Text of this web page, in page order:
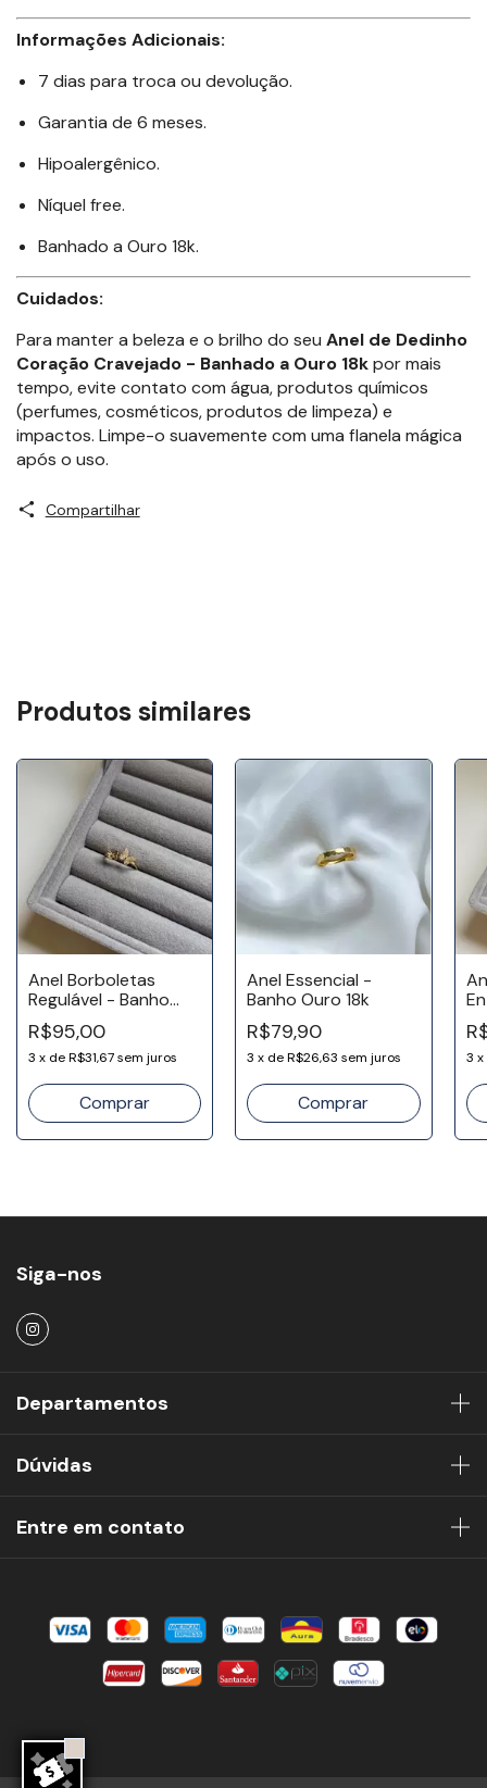
Informações Adicionais:
7 dias para troca ou devolução.
Garantia de 6 meses.
Hipoalergênico.
Níquel free.
Banhado a Ouro 18k.
Cuidados:
Para manter a beleza e o brilho do seu Anel de Dedinho
Coração Cravejado - Banhado a Ouro 18kpor mais
tempo, evite contato com água, produtos químicos
(perfumes, cosméticos, produtos de limpeza) e
impactos. Limpe-o suavemente com uma flanela mágica
após o uso.
Compartilhar
Produtos similares
Anel Borboletas
Regulável - Banho
Ouro 18k
R$95,00
3 x deR$31,67sem juros
Anel Essencial -
Banho Ouro 18k
R$79,90
3 x deR$26,63 sem juros
Comprar
3 x
Siga-nos
Departamentos
Dúvidas
Entre em contato